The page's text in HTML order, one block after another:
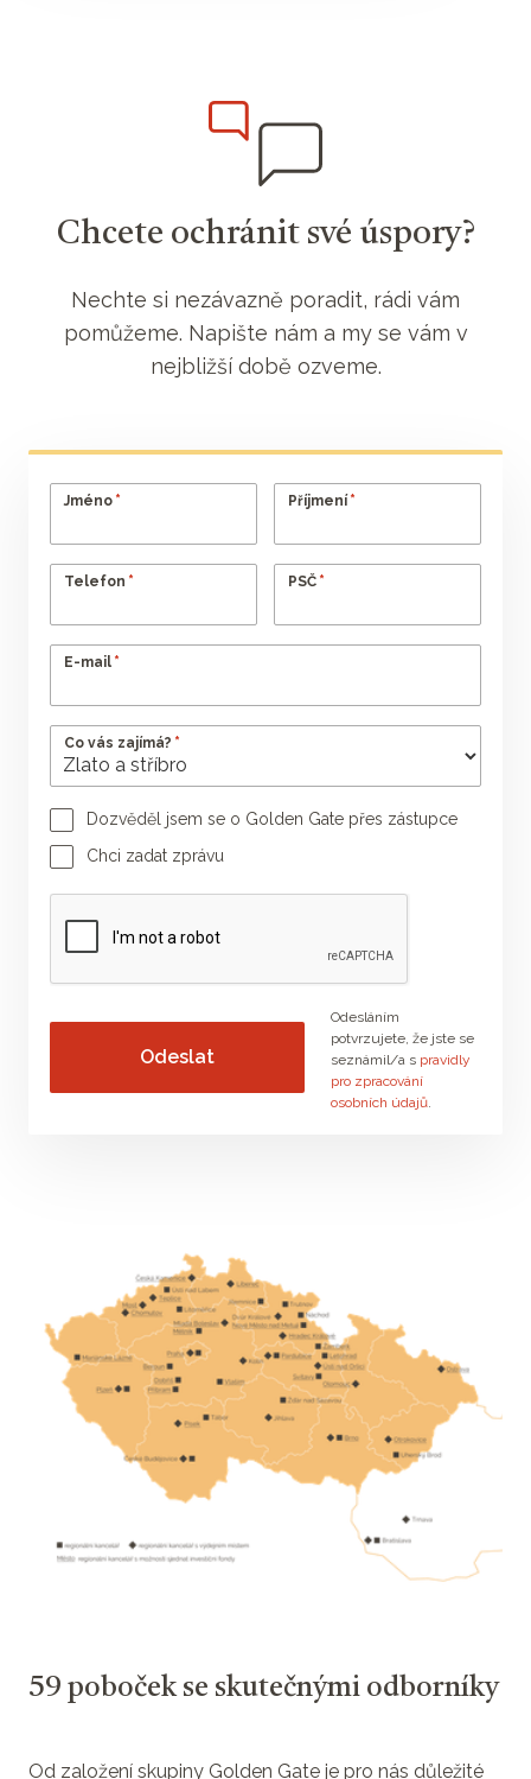
Chcete ochránit své úspory?
Nechte si nezávazně poradit, rádi vám
pomůžeme. Napište nám a my se vám v
nejbližší době ozveme.
Jméno * Příjmení *
Telefon * PSČ *
E-mail *
Co vás zajímá? *
Dozvěděl jsem se o Golden Gate přes zástupce
Jméno poradce Příjmení poradce
Chci zadat zprávu
Vaše zpráva
Odesláním
potvrzujete, že jste se
seznámil/a s pravidly
pro zpracování
osobních údajů.
59 poboček se skutečnými odborníky
Od založení skupiny Golden Gate je pro nás důležité